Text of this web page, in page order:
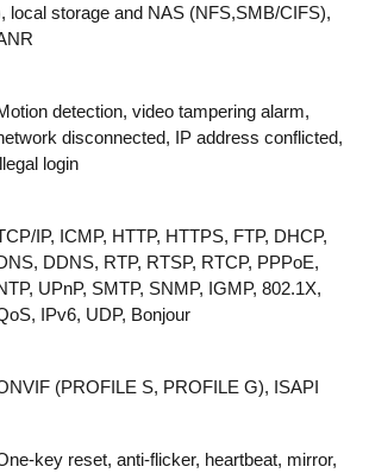
local storage and NAS (NFS,SMB/CIFS),
detection, video tampering alarm,
disconnected, IP address conflicted,
login
IP, ICMP, HTTP, HTTPS, FTP, DHCP,
DDNS, RTP, RTSP, RTCP, PPPoE,
UPnP, SMTP, SNMP, IGMP, 802.1X,
IPv6, UDP, Bonjour
(PROFILE S, PROFILE G), ISAPI
key reset, anti-flicker, heartbeat, mirror,